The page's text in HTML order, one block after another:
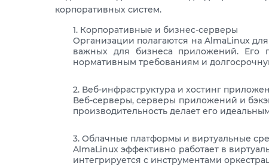
корпоративных систем.
Корпоративные и бизнес-серверы
Организации полагаются на AlmaLinux
важных для бизнеса приложений. Его
нормативным требованиям и
Веб-инфраструктура и хостинг
Веб-серверы, серверы приложений и
производительность делает его
Облачные платформы и виртуальные
AlmaLinux эффективно работает в
интегрируется с инструментами